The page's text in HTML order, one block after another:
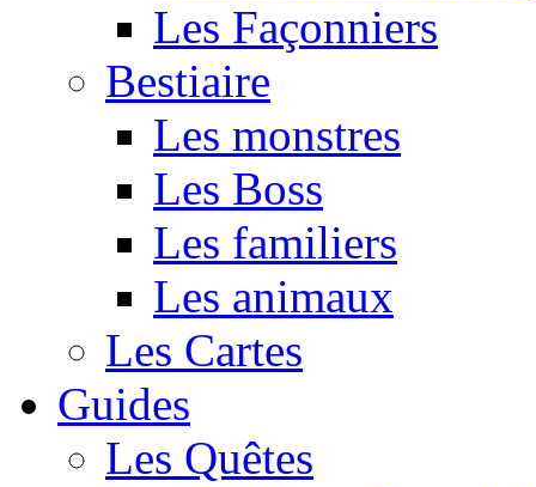
Les Façonniers
Bestiaire
Les monstres
Les Boss
Les familiers
Les animaux
Les Cartes
Guides
Les Quêtes